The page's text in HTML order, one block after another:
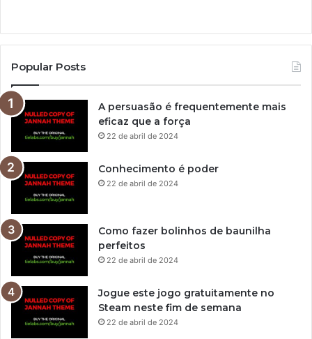
Popular Posts
A persuasão é frequentemente mais
eficaz que a força
22 de abril de 2024
Conhecimento é poder
22 de abril de 2024
Como fazer bolinhos de baunilha
perfeitos
22 de abril de 2024
Jogue este jogo gratuitamente no
Steam neste fim de semana
22 de abril de 2024